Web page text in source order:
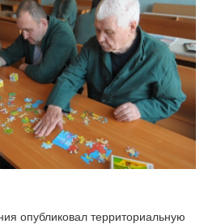
опубликовал территориальную